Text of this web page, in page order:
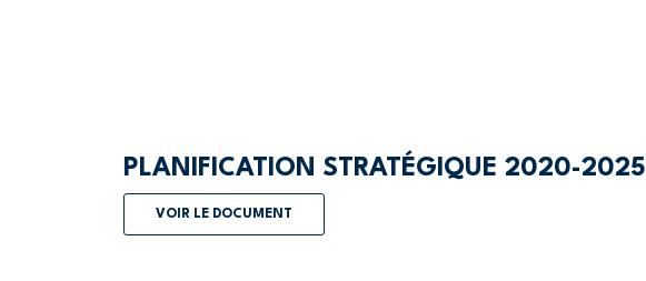
PLANIFICATION STRATÉGIQUE 2020-2025
VOIR LE DOCUMENT